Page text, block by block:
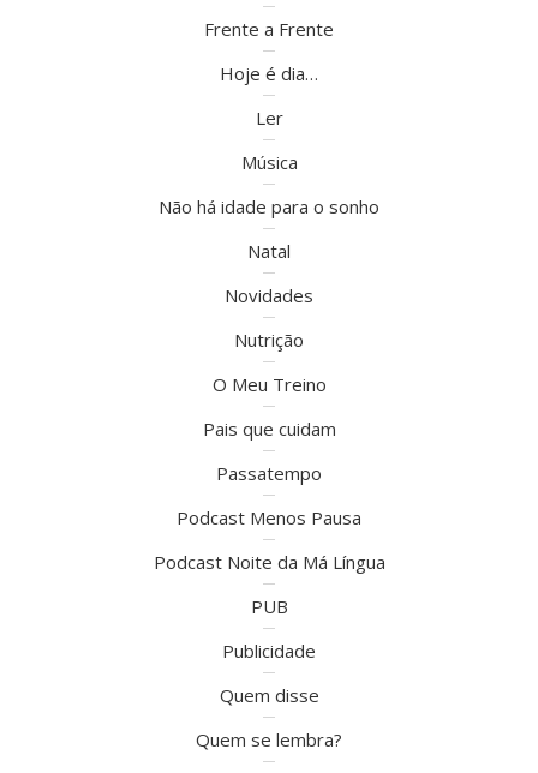
Frente a Frente
Hoje é dia…
Ler
Música
Não há idade para o sonho
Natal
Novidades
Nutrição
O Meu Treino
Pais que cuidam
Passatempo
Podcast Menos Pausa
Podcast Noite da Má Língua
PUB
Publicidade
Quem disse
Quem se lembra?